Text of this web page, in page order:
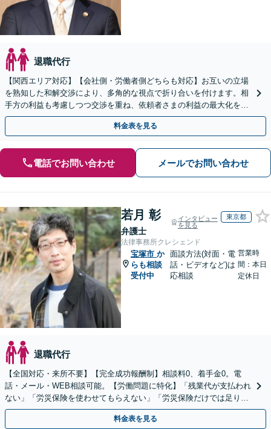
退職代行
【関西エリア対応】【会社側・労働者側どちらも対応】お互いの立場
を熟知した和解交渉により、多角的な視点で折り合いを付けます。相
手方の利益も考慮しつつ交渉を重ね、依頼者さまの利益の最大化を目
指す「不当解雇／労災の損害賠償請求／未払い残業代請求」
料金表を見る
電話でお問い合わせ メールでお問い合わせ
若月 彰
弁護士
インタビュー
を見る
東京都
法律事務所クレシェンド
宝塚市 か
らも相談
受付中
面談方法(対面・電
話・ビデオなど)は
応相談
営業時
間：本日
定休日
退職代行
【全国対応・来所不要】【完全成功報酬制】相談料0、着手金0。電
話・メール・WEB相談可能。【労働問題に特化】「残業代が支払われ
ない」「労災保険を使わせてもらえない」「労災保険だけでは足りな
い。損害賠償請求したい」など労働問題はお任せを。
料金表を見る